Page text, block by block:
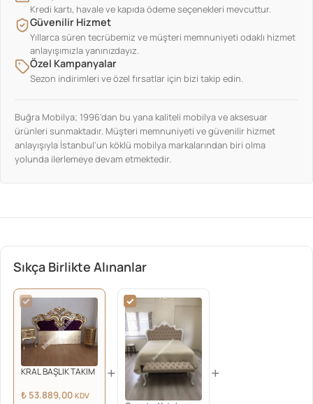
Kredi kartı, havale ve kapıda ödeme seçenekleri mevcuttur.
Güvenilir Hizmet
Yıllarca süren tecrübemiz ve müşteri memnuniyeti odaklı hizmet
anlayışımızla yanınızdayız.
Özel Kampanyalar
Sezon indirimleri ve özel fırsatlar için bizi takip edin.
Buğra Mobilya; 1996'dan bu yana kaliteli mobilya ve aksesuar
ürünleri sunmaktadır. Müşteri memnuniyeti ve güvenilir hizmet
anlayışıyla İstanbul'un köklü mobilya markalarından biri olma
yolunda ilerlemeye devam etmektedir.
Sıkça Birlikte Alınanlar
KRAL BAŞLIK TAKIM
₺ 53.889,00 KDV
+ +